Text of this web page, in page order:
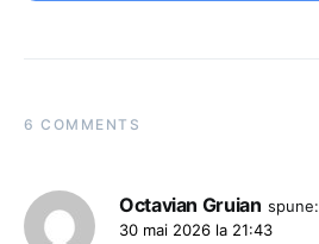
6 COMMENTS
Octavian Gruian spune:
30 mai 2026 la 21:43